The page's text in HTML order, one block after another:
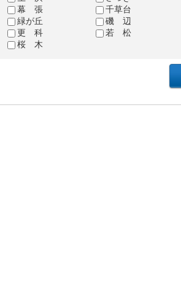
幕 張
千草台
緑が丘
磯 辺
更 科
若 松
桜 木